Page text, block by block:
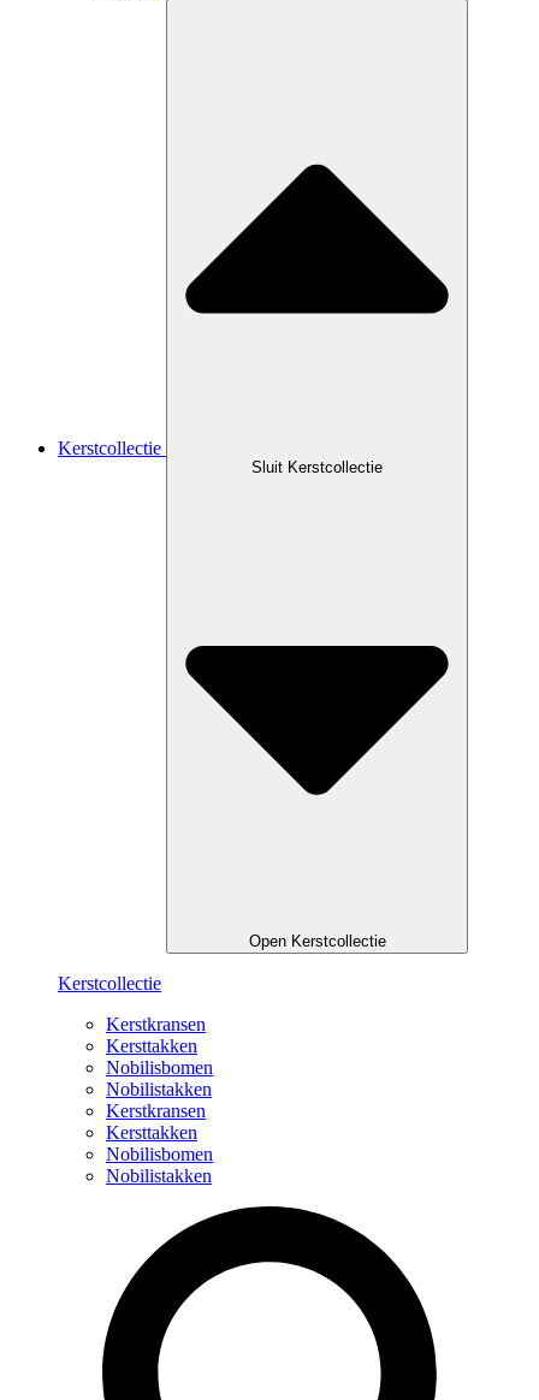
Kerstcollectie
Sluit Kerstcollectie
Open Kerstcollectie
Kerstcollectie
Kerstkransen
Kersttakken
Nobilisbomen
Nobilistakken
Kerstkransen
Kersttakken
Nobilisbomen
Nobilistakken